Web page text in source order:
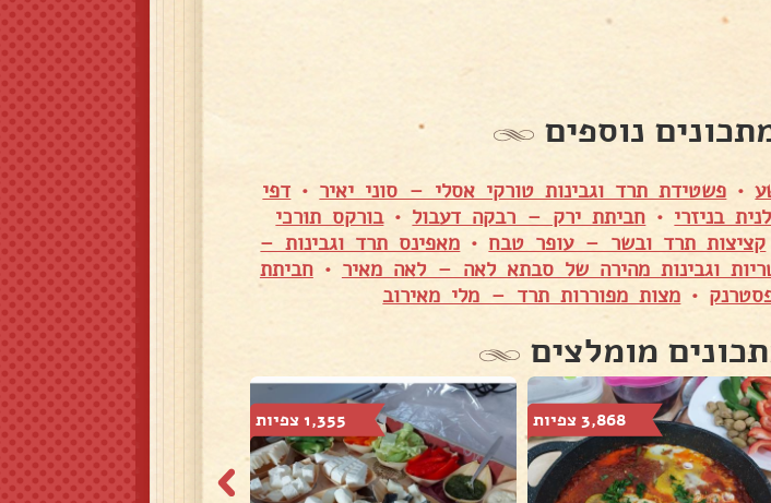
נוספים
• פשטידת תרד וגבינות טורקי אסלי – סוני יאיר • דפי
בניזרי • חביתת ירק – רבקה דעבול •בורקס תורכי
קציצות תרד ובשר – עופר טבח • מאפינס תרד וגבינות –
וגבינות מהירה של סבתא לאה – לאה מאיר •חביתת
• מצות מפוררות תרד – מלי מאירוב
מומלצים
3,868 צפיות 1,355 צפיות